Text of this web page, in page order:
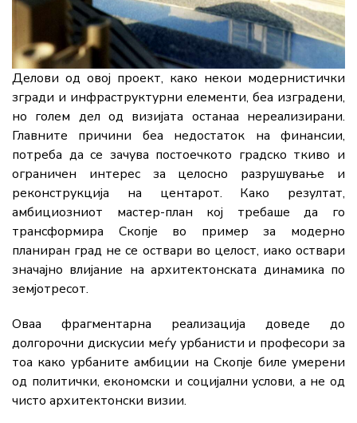
Делови од овој проект, како некои модернистички
згради и инфраструктурни елементи, беа изградени,
но голем дел од визијата останаа нереализирани.
Главните причини беа недостаток на финансии,
потреба да се зачува постоечкото градско ткиво и
ограничен интерес за целосно разрушување и
реконструкција на центарот. Како резултат,
амбициозниот мастер-план кој требаше да го
трансформира Скопје во пример за модерно
планиран град не се оствари во целост, иако оствари
значајно влијание на архитектонската динамика по
земјотресот.
Оваа фрагментарна реализација доведе до
долгорочни дискусии меѓу урбанисти и професори за
тоа како урбаните амбиции на Скопје биле умерени
од политички, економски и социјални услови, а не од
чисто архитектонски визии.